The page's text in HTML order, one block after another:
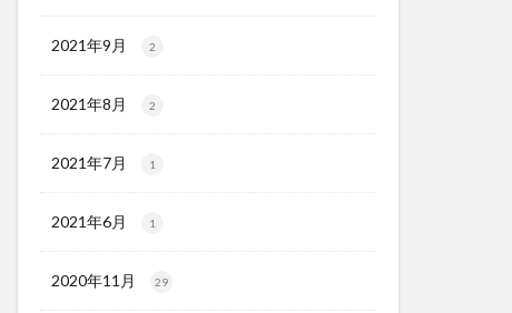
2021年9月 2
2021年8月 2
2021年7月 1
2021年6月 1
2020年11月 29